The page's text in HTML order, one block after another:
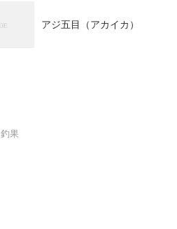
アジ五目（アカイカ）
釣果